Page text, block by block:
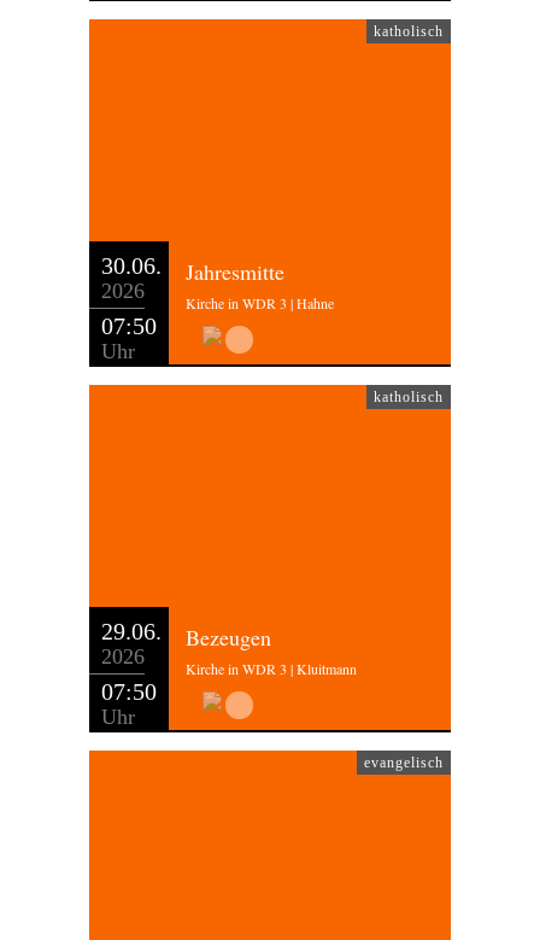
katholisch
30.06.
2026
07:50
Uhr
Jahresmitte
Kirche in WDR 3 | Hahne
katholisch
29.06.
2026
07:50
Uhr
Bezeugen
Kirche in WDR 3 | Kluitmann
evangelisch